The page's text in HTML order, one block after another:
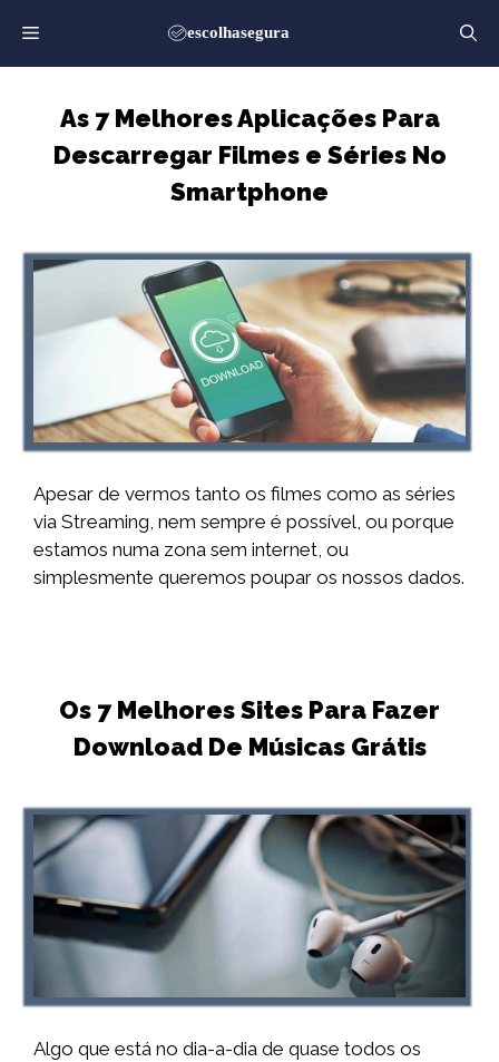
para
o
As 7 Melhores Aplicações Para
Descarregar Filmes e Séries No
Smartphone
Apesar de vermos tanto os filmes como as séries
via Streaming, nem sempre é possível, ou porque
estamos numa zona sem internet, ou
simplesmente queremos poupar os nossos dados.
Os 7 Melhores Sites Para Fazer
Download De Músicas Grátis
Algo que está no dia-a-dia de quase todos os